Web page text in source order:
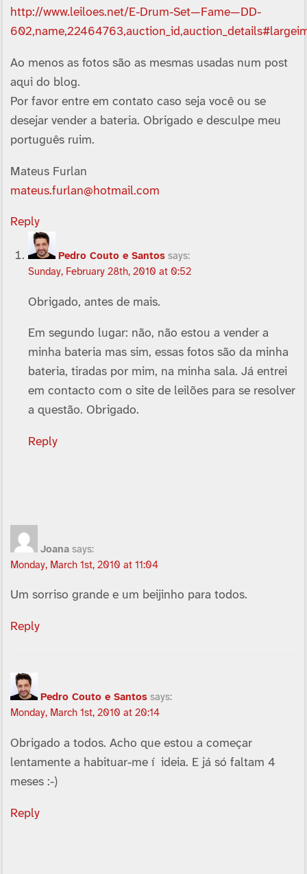
http://www.leiloes.net/E-Drum-Set—Fame—DD-
Ao menos as fotos são as mesmas usadas num post
aqui do blog.
Por favor entre em contato caso seja você ou se
desejar vender a bateria. Obrigado e desculpe meu
português ruim.
Mateus Furlan
mateus.furlan@hotmail.com
Reply
Pedro Couto e Santos says:
Sunday, February 28th, 2010 at 0:52
Obrigado, antes de mais.
Em segundo lugar: não, não estou a vender a
minha bateria mas sim, essas fotos são da minha
bateria, tiradas por mim, na minha sala. Já entrei
em contacto com o site de leilões para se resolver
a questão. Obrigado.
Reply
Joana says:
Monday, March 1st, 2010 at 11:04
Um sorriso grande e um beijinho para todos.
Reply
Pedro Couto e Santos says:
Monday, March 1st, 2010 at 20:14
Obrigado a todos. Acho que estou a começar
lentamente a habituar-me í ideia. E já só faltam 4
meses :-)
Reply